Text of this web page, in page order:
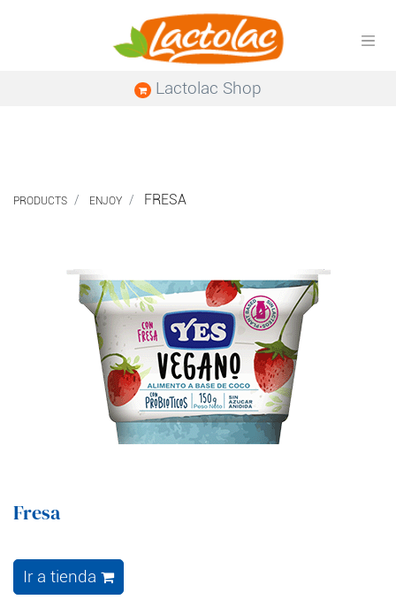
Lactolac Shop
PRODUCTS ENJOY FRESA
Fresa
Ir a tienda